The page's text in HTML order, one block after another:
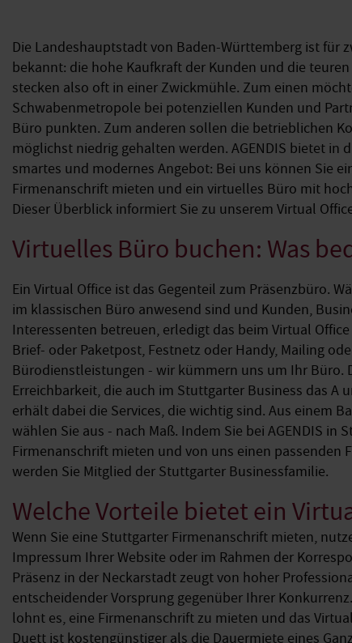
Die Landeshauptstadt von Baden-Württemberg ist für
bekannt: die hohe Kaufkraft der Kunden und die
stecken also oft in einer Zwickmühle. Zum einen
Schwabenmetropole bei potenziellen Kunden und
Büro punkten. Zum anderen sollen die betrieblichen
möglichst niedrig gehalten werden. AGENDIS bietet in
smartes und modernes Angebot: Bei uns können Sie
Firmenanschrift mieten und ein virtuelles Büro mit
Dieser Überblick informiert Sie zu unserem Virtual
Virtuelles Büro buchen: Was
Ein Virtual Office ist das Gegenteil zum Präsenzbüro.
im klassischen Büro anwesend sind und Kunden,
Interessenten betreuen, erledigt das beim Virtual
Brief- oder Paketpost, Festnetz oder Handy, Mailing
Bürodienstleistungen - wir kümmern uns um Ihr Büro.
Erreichbarkeit, die auch im Stuttgarter Business das A
erhält dabei die Services, die wichtig sind. Aus einem
wählen Sie aus - nach Maß. Indem Sie bei AGENDIS in
Firmenanschrift mieten und von uns einen passenden
werden Sie Mitglied der Stuttgarter Businessfamilie.
Welche Vorteile bietet ein
Wenn Sie eine Stuttgarter Firmenanschrift mieten,
Impressum Ihrer Website oder im Rahmen der
Präsenz in der Neckarstadt zeugt von hoher
entscheidender Vorsprung gegenüber Ihrer
lohnt es, eine Firmenanschrift zu mieten und das
Duett ist kostengünstiger als die Dauermiete eines